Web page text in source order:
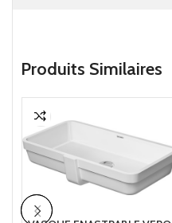
Produits Similaires